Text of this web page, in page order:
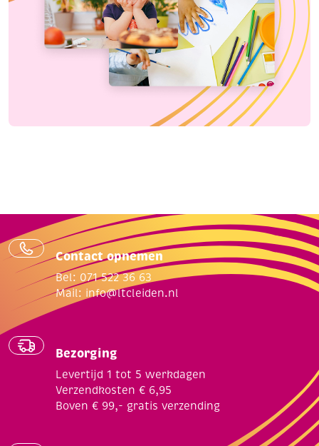
Contact opnemen
Bel: 071 522 36 63
Mail: info@ltcleiden.nl
Bezorging
Levertijd 1 tot 5 werkdagen
Verzendkosten € 6,95
Boven € 99,- gratis verzending